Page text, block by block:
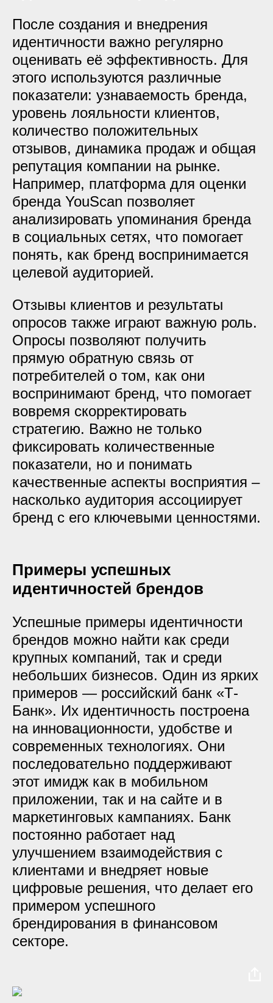
После создания и внедрения
идентичности важно регулярно
оценивать её эффективность. Для
этого используются различные
показатели: узнаваемость бренда,
уровень лояльности клиентов,
количество положительных
отзывов, динамика продаж и общая
репутация компании на рынке.
Например, платформа для оценки
бренда YouScan позволяет
анализировать упоминания бренда
в социальных сетях, что помогает
понять, как бренд воспринимается
целевой аудиторией.
Отзывы клиентов и результаты
опросов также играют важную роль.
Опросы позволяют получить
прямую обратную связь от
потребителей о том, как они
воспринимают бренд, что помогает
вовремя скорректировать
стратегию. Важно не только
фиксировать количественные
показатели, но и понимать
качественные аспекты восприятия –
насколько аудитория ассоциирует
бренд с его ключевыми ценностями.
Примеры успешных
идентичностей брендов
Успешные примеры идентичности
брендов можно найти как среди
крупных компаний, так и среди
небольших бизнесов. Один из ярких
примеров — российский банк «Т-
Банк». Их идентичность построена
на инновационности, удобстве и
современных технологиях. Они
последовательно поддерживают
этот имидж как в мобильном
приложении, так и на сайте и в
маркетинговых кампаниях. Банк
постоянно работает над
улучшением взаимодействия с
клиентами и внедряет новые
цифровые решения, что делает его
примером успешного
брендирования в финансовом
секторе.